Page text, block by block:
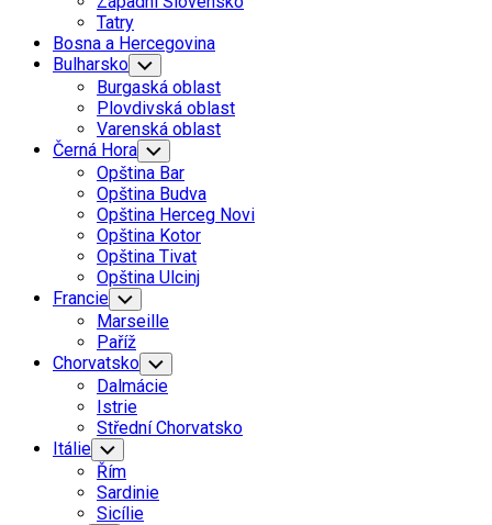
Tatry
Bosna a Hercegovina
Bulharsko Toggle
Child
Menu
Burgaská oblast
Plovdivská oblast
Varenská oblast
Černá Hora Toggle
Child
Menu
Opština Bar
Opština Budva
Opština Herceg Novi
Opština Kotor
Opština Tivat
Opština Ulcinj
Francie Toggle
Child
Menu
Marseille
Paříž
Chorvatsko Toggle
Child
Menu
Dalmácie
Istrie
Střední Chorvatsko
Itálie Toggle
Child
Menu
Řím
Sardinie
Sicílie